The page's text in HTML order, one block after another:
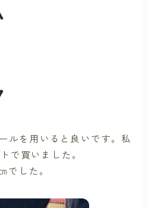
ルを用いると良いです。私
で買いました。
でした。